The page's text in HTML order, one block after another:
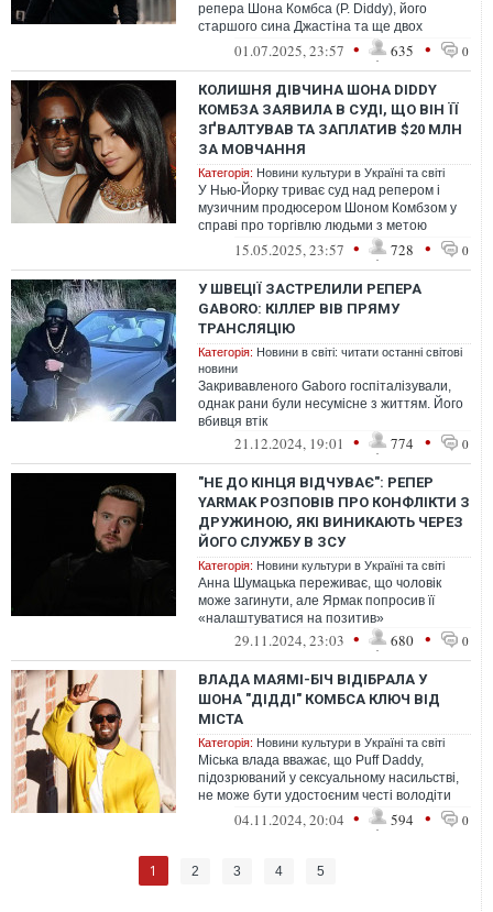
репера Шона Комбса (P. Diddy), його
старшого сина Джастіна та ще двох
чоловіків звинувачують у «жорстокому
01.07.2025, 23:57 • 635 • 0
КОЛИШНЯ ДІВЧИНА ШОНА DIDDY
КОМБЗА ЗАЯВИЛА В СУДІ, ЩО ВІН ЇЇ
ЗҐВАЛТУВАВ ТА ЗАПЛАТИВ $20 МЛН
ЗА МОВЧАННЯ
Категорія: Новини культури в Україні та світі
У Нью-Йорку триває суд над репером і
музичним продюсером Шоном Комбзом у
справі про торгівлю людьми з метою
сексуальної експлуатації
15.05.2025, 23:57 • 728 • 0
У ШВЕЦІЇ ЗАСТРЕЛИЛИ РЕПЕРА
GABORO: КІЛЛЕР ВІВ ПРЯМУ
ТРАНСЛЯЦІЮ
Категорія: Новини в світі: читати останні світові
новини
Закривавленого Gaboro госпіталізували,
однак рани були несумісне з життям. Його
вбивця втік
21.12.2024, 19:01 • 774 • 0
"НЕ ДО КІНЦЯ ВІДЧУВАЄ": РЕПЕР
YARMAK РОЗПОВІВ ПРО КОНФЛІКТИ З
ДРУЖИНОЮ, ЯКІ ВИНИКАЮТЬ ЧЕРЕЗ
ЙОГО СЛУЖБУ В ЗСУ
Категорія: Новини культури в Україні та світі
Анна Шумацька переживає, що чоловік
може загинути, але Ярмак попросив її
«налаштуватися на позитив»
29.11.2024, 23:03 • 680 • 0
ВЛАДА МАЯМІ-БІЧ ВІДІБРАЛА У
ШОНА "ДІДДІ" КОМБСА КЛЮЧ ВІД
МІСТА
Категорія: Новини культури в Україні та світі
Міська влада вважає, що Puff Daddy,
підозрюваний у сексуальному насильстві,
не може бути удостоєним честі володіти
ключем від міста. Репер продовжує з...
04.11.2024, 20:04 • 594 • 0
1 2 3 4 5